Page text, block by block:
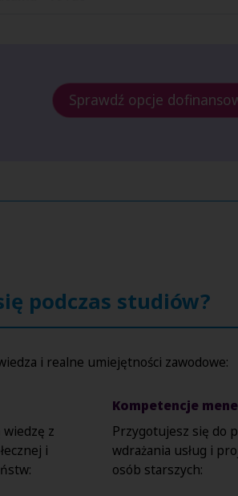
Sprawdź opcje
podczas studiów?
i realne umiejętności zawodowe:
z
i
Kompetencje
Przygotujesz się do
wdrażania usług i
osób starszych: